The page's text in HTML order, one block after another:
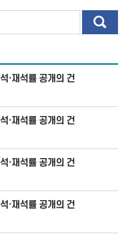
·재석률 공개의 건
·재석률 공개의 건
·재석률 공개의 건
·재석률 공개의 건